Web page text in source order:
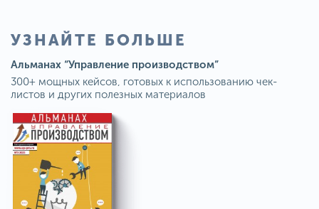
УЗНАЙТЕ БОЛЬШЕ
Альманах “Управление производством”
300+ мощных кейсов, готовых к использованию чек-
листов и других полезных материалов